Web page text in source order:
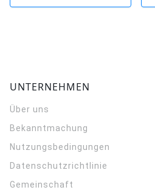
UNTERNEHMEN
Über uns
Bekanntmachung
Nutzungsbedingungen
Datenschutzrichtlinie
Gemeinschaft